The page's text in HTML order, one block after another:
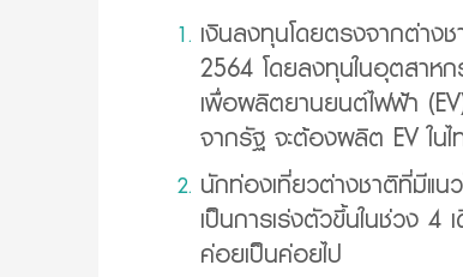
เงินลงทุนโดยตรงจากต่าง
2564 โดยลงทุนในอุตสาห
เพื่อผลิตยานยนต์ไฟฟ้า
จากรัฐ จะต้องผลิต EV ใน
นักท่องเที่ยวต่างชาติที่มีแน
เป็นการเร่งตัวขึ้นในช่วง 4
ค่อยเป็นค่อยไป